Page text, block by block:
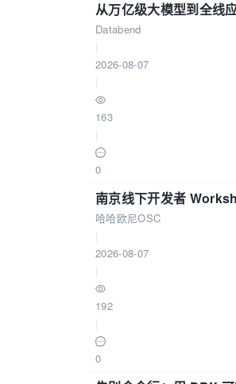
从万亿级大模型到全线
Databend
2026-08-07
163
0
南京线下开发者
哈哈欧尼OSC
2026-08-07
192
0